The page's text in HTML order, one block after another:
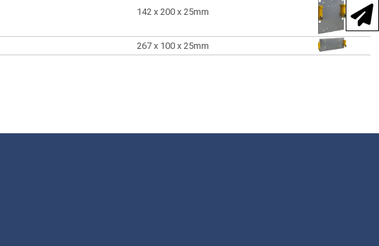
142 x 200 x 25mm
267 x 100 x 25mm